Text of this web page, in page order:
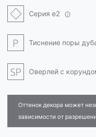
Серия e2
Тиснение поры
Оверлей с
Оттенок декора может
зависимости от